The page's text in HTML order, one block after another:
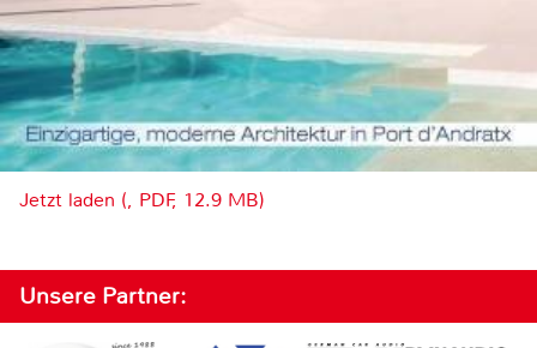
Jetzt laden (, PDF, 12.9 MB)
Unsere Partner: